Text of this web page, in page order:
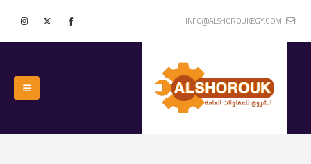
INFO@ALSHOROUKEGY.COM